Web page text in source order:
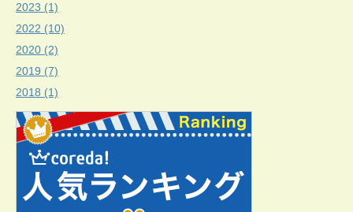
2023 (1)
2022 (10)
2020 (2)
2019 (7)
2018 (1)